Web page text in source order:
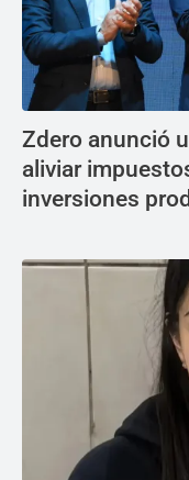
Zdero anunció
aliviar
inversiones